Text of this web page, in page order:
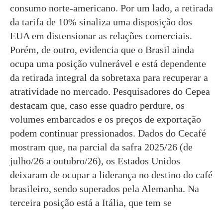
consumo norte-americano. Por um lado, a retirada
da tarifa de 10% sinaliza uma disposição dos
EUA em distensionar as relações comerciais.
Porém, de outro, evidencia que o Brasil ainda
ocupa uma posição vulnerável e está dependente
da retirada integral da sobretaxa para recuperar a
atratividade no mercado. Pesquisadores do Cepea
destacam que, caso esse quadro perdure, os
volumes embarcados e os preços de exportação
podem continuar pressionados. Dados do Cecafé
mostram que, na parcial da safra 2025/26 (de
julho/26 a outubro/26), os Estados Unidos
deixaram de ocupar a liderança no destino do café
brasileiro, sendo superados pela Alemanha. Na
terceira posição está a Itália, que tem se